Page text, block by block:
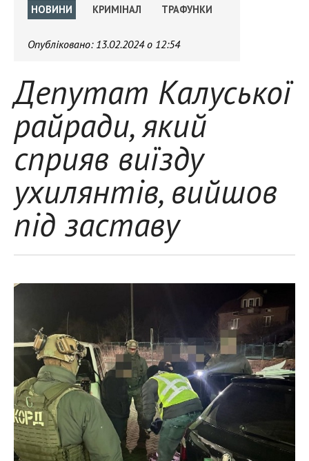
НОВИНИ КРИМІНАЛ ТРАФУНКИ
Опубліковано: 13.02.2024 о 12:54
Депутат Калуської
райради, який
сприяв виїзду
ухилянтів, вийшов
під заставу